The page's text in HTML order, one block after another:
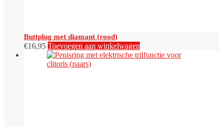
Buttplug met diamant (rood)
€16,95 Toevoegen aan winkelwagen